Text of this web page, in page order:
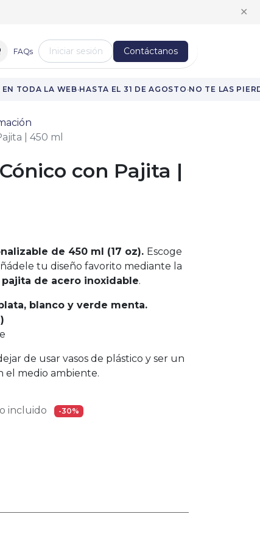
✕
FAQs Iniciar sesión Contáctanos
TODA LA WEB·HASTA EL 31 DE AGOSTO ·NO TE LAS
| 450 ml
con Pajita |
de 450 ml (17 oz). Escoge
tu diseño favorito mediante la
de acero inoxidable.
blanco y verde menta.
de usar vasos de plástico y ser un
el medio ambiente.
incluido -30%